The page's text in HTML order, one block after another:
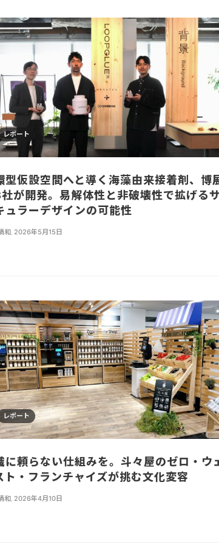
レポート
型仮設空間へと導く海藻由来接着剤、博
が開発。易解体性と非破壊性で拡げる
ュラーデザインの可能性
和, 2026年5月15日
レポート
に頼らない仕組みを。斗々屋のゼロ・ウ
ト・フランチャイズが挑む文化変容
和 2026年4月10日